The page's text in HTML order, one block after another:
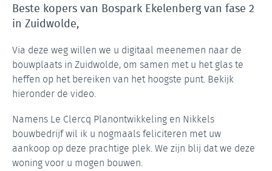
Beste kopers van Bospark Ekelenberg van fase 2
in Zuidwolde,
Via deze weg willen we u digitaal meenemen naar de
bouwplaats in Zuidwolde, om samen met u het glas te
heffen op het bereiken van het hoogste punt. Bekijk
hieronder de video.
Namens Le Clercq Planontwikkeling en Nikkels
bouwbedrijf wil ik u nogmaals feliciteren met uw
aankoop op deze prachtige plek. We zijn blij dat we deze
woning voor u mogen bouwen.